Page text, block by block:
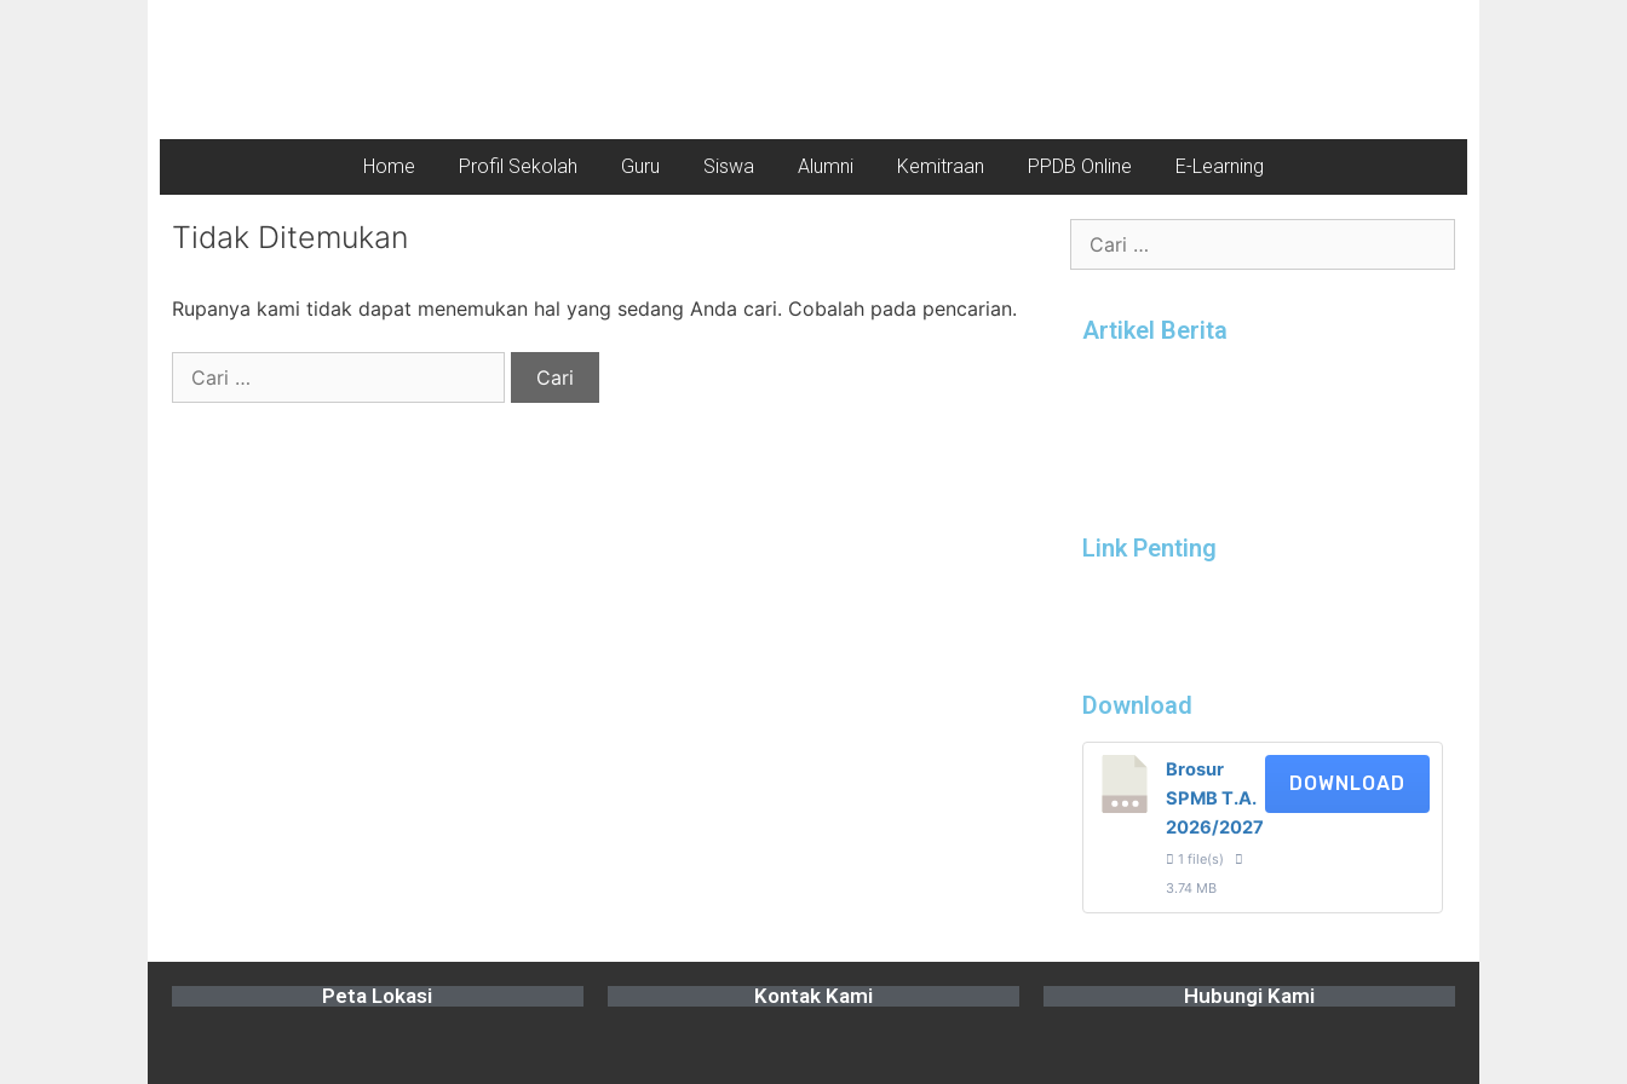
Home Profil Sekolah Guru Siswa Alumni Kemitraan PPDB Online E-Learning
Tidak Ditemukan
Rupanya kami tidak dapat menemukan hal yang sedang Anda cari. Cobalah pada pencarian.
Artikel Berita
Link Penting
Download
Brosur
SPMB T.A.
2026/2027
1 file(s)
3.74 MB
DOWNLOAD
Peta Lokasi Kontak Kami Hubungi Kami